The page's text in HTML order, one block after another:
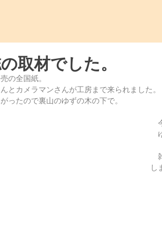
取材でした。
の全国紙。
とカメラマンさんが工房まで来られました。
ったので裏山のゆずの木の下で。
し